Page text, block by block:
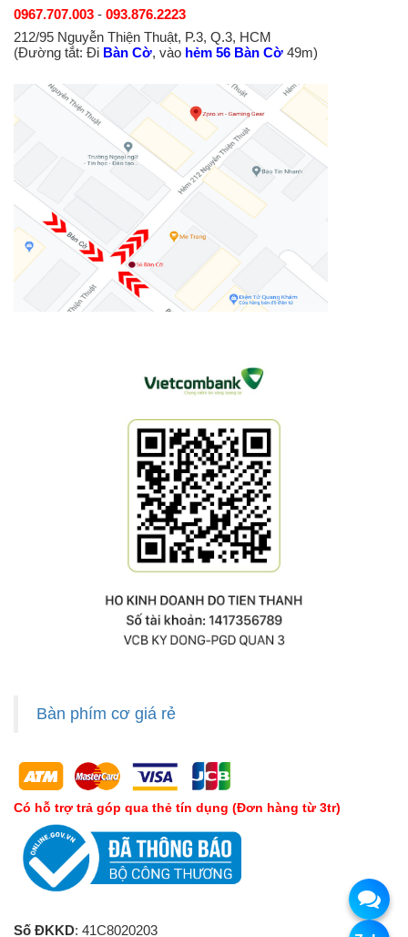
0967.707.003 - 093.876.2223
212/95 Nguyễn Thiện Thuật, P.3, Q.3, HCM
(Đường tắt: Đi Bàn Cờ, vào hẻm 56 Bàn Cờ 49m)
Bàn phím cơ giá rẻ
Có hỗ trợ trả góp qua thẻ tín dụng (Đơn hàng từ 3tr)
Số ĐKKD: 41C8020203